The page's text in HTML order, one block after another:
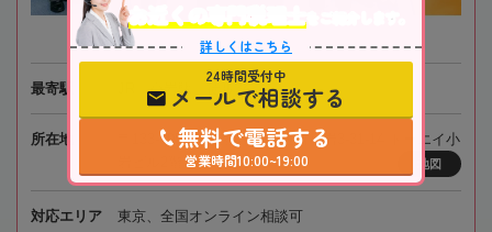
最寄駅 JR「小岩駅」徒歩3分
所在地
〒133-0057 東京都江戸川区西小岩3-31-14 トーエイ小
地図
対応エリア 東京、全国オンライン相談可
お近くの専門税理士
をご紹介します。
詳しくはこちら
24時間受付中
メールで相談する
無料で電話する
営業時間10:00~19:00